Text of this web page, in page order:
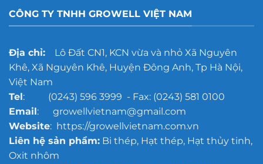
CÔNG TY TNHH GROWELL VIỆT NAM
Địa chỉ:Lô Đất CN1, KCN vừa và nhỏ Xã Nguyên
Khê, Xã Nguyên Khê, Huyện Đông Anh, Tp Hà Nội,
Việt Nam
Tel: (0243) 596 3999 - Fax: (0243) 581 0100
Email: growellvietnam@gmail.com
Website: https://growellvietnam.com.vn
Liên hệ sản phẩm:Bi thép, Hạt thép, Hạt thủy tinh,
Oxit nhôm